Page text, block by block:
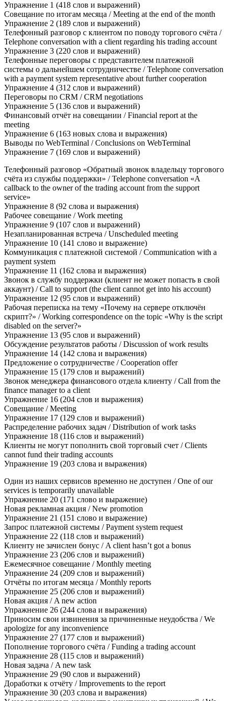
Упражнение 1 (418 слов и выражений)
Совещание по итогам месяца / Meeting at the end of the month
Упражнение 2 (189 слов и выражений)
Телефонный разговор с клиентом по поводу торгового счёта /
Telephone conversation with a client regarding his trading account
Упражнение 3 (220 слов и выражений)
Телефонные переговоры с представителем платежной
системы о дальнейшем сотрудничестве / Telephone conversation
with a payment system representative about further cooperation
Упражнение 4 (312 слов и выражений)
Переговоры по CRM / CRM negotiations
Упражнение 5 (136 слов и выражений)
Финансовый отчёт на совещании / Financial report at the
meeting
Упражнение 6 (163 новых слова и выражения)
Выводы по WebTerminal / Conclusions on WebTerminal
Упражнение 7 (169 слов и выражений)
Телефонный разговор «Обратный звонок владельцу торгового
счёта из службы поддержки» / Telephone conversation «A
callback to the owner of the trading account from the support
service»
Упражнение 8 (92 слова и выражения)
Рабочее совещание / Work meeting
Упражнение 9 (107 слов и выражений)
Незапланированная встреча / Unscheduled meeting
Упражнение 10 (141 слово и выражение)
Коммуникация с платежной системой / Communication with a
payment system
Упражнение 11 (162 слова и выражения)
Звонок в службу поддержки (клиент не может попасть в свой
аккаунт) / Call to support (the client cannot get into his account)
Упражнение 12 (95 слов и выражений)
Рабочая переписка на тему «Почему на сервере отключён
скрипт?» / Working correspondence on the topic «Why is the script
disabled on the server?»
Упражнение 13 (95 слов и выражений)
Обсуждение результатов работы / Discussion of work results
Упражнение 14 (142 слова и выражения)
Предложение о сотрудничестве / Cooperation offer
Упражнение 15 (179 слов и выражений)
Звонок менеджера финансового отдела клиенту / Call from the
finance manager to a client
Упражнение 16 (204 слов и выражения)
Совещание / Meeting
Упражнение 17 (129 слов и выражений)
Распределение рабочих задач / Distribution of work tasks
Упражнение 18 (116 слов и выражений)
Клиенты не могут пополнить свой торговый счет / Clients
cannot fund their trading accounts
Упражнение 19 (203 слова и выражения)
Один из наших сервисов временно не доступен / One of our
services is temporarily unavailable
Упражнение 20 (171 слово и выражение)
Новая рекламная акция / New promotion
Упражнение 21 (151 слово и выражение)
Запрос платежной системы / Payment system request
Упражнение 22 (118 слов и выражений)
Клиенту не зачислен бонус / A client hasn’t got a bonus
Упражнение 23 (206 слов и выражений)
Ежемесячное совещание / Monthly meeting
Упражнение 24 (209 слов и выражений)
Отчёты по итогам месяца / Monthly reports
Упражнение 25 (206 слов и выражений)
Новая акция / A new action
Упражнение 26 (244 слова и выражения)
Приносим свои извинения за причиненные неудобства / We
apologize for any inconvenience
Упражнение 27 (177 слов и выражений)
Пополнение торгового счёта / Funding a trading account
Упражнение 28 (115 слов и выражений)
Новая задача / A new task
Упражнение 29 (90 слов и выражений)
Доработки к отчёту / Improvements to the report
Упражнение 30 (203 слова и выражения)